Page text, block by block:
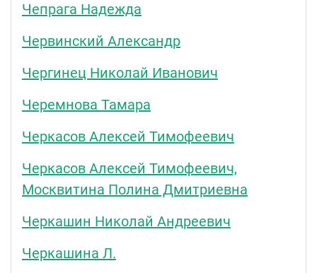
Чепрага Надежда
Червинский Александр
Чергинец Николай Иванович
Черемнова Тамара
Черкасов Алексей Тимофеевич
Черкасов Алексей Тимофеевич,
Москвитина Полина Дмитриевна
Черкашин Николай Андреевич
Черкашина Л.